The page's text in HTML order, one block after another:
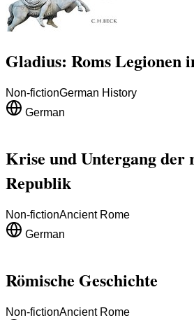
Gladius: Roms Legionen
Non-fictionGerman History
German
Krise und Untergang der
Republik
Non-fictionAncient Rome
German
Römische Geschichte
Non-fictionAncient Rome